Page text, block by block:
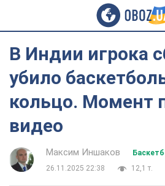
В Индии игрока
убило
кольцо. Момент
видео
Максим Иншаков
26.11.2025 22:38
12,1 т.